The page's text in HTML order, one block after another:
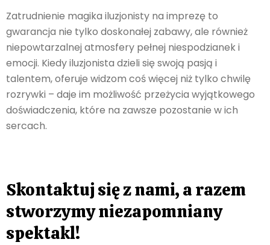
Zatrudnienie magika iluzjonisty na imprezę to
gwarancja nie tylko doskonałej zabawy, ale również
niepowtarzalnej atmosfery pełnej niespodzianek i
emocji. Kiedy iluzjonista dzieli się swoją pasją i
talentem, oferuje widzom coś więcej niż tylko chwilę
rozrywki – daje im możliwość przeżycia wyjątkowego
doświadczenia, które na zawsze pozostanie w ich
sercach.
Skontaktuj się z nami, a razem
stworzymy niezapomniany
spektakl!